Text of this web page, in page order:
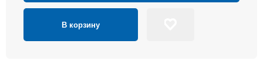
В корзину